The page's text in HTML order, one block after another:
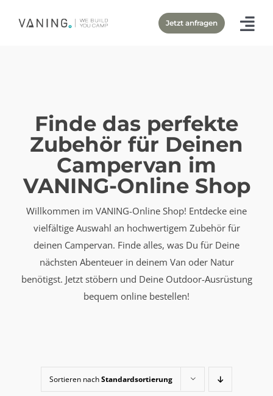
Inhalt
Jetzt anfragen
Finde das perfekte
Zubehör für Deinen
Campervan im
VANING-Online Shop
Willkommen im VANING-Online Shop! Entdecke eine
vielfältige Auswahl an hochwertigem Zubehör für
deinen Campervan. Finde alles, was Du für Deine
nächsten Abenteuer in deinem Van oder Natur
benötigst. Jetzt stöbern und Deine Outdoor-Ausrüstung
bequem online bestellen!
Sortieren nachStandardsortierung